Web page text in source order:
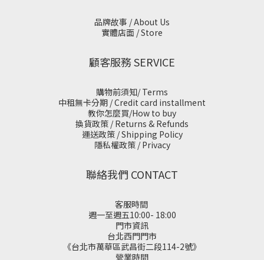
品牌故事 / About Us
實體店面 / Store
顧客服務 SERVICE
購物前須知/ Terms
中租無卡分期 / Credit card installment
教你怎麼買/How to buy
換貨政策 / Returns & Refunds
運送政策 / Shipping Policy
隱私權政策 / Privacy
聯絡我們 CONTACT
客服時間
週一至週五10:00- 18:00
門市資訊
台北西門門市
《台北市萬華區武昌街二段114-2號》
營業時間